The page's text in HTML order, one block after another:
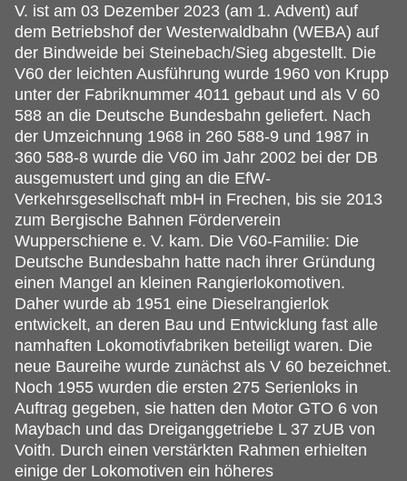
V. ist am 03 Dezember 2023 (am 1. Advent) auf
dem Betriebshof der Westerwaldbahn (WEBA) auf
der Bindweide bei Steinebach/Sieg abgestellt. Die
V60 der leichten Ausführung wurde 1960 von Krupp
unter der Fabriknummer 4011 gebaut und als V 60
588 an die Deutsche Bundesbahn geliefert. Nach
der Umzeichnung 1968 in 260 588-9 und 1987 in
360 588-8 wurde die V60 im Jahr 2002 bei der DB
ausgemustert und ging an die EfW-
Verkehrsgesellschaft mbH in Frechen, bis sie 2013
zum Bergische Bahnen Förderverein
Wupperschiene e. V. kam. Die V60-Familie: Die
Deutsche Bundesbahn hatte nach ihrer Gründung
einen Mangel an kleinen Rangierlokomotiven.
Daher wurde ab 1951 eine Dieselrangierlok
entwickelt, an deren Bau und Entwicklung fast alle
namhaften Lokomotivfabriken beteiligt waren. Die
neue Baureihe wurde zunächst als V 60 bezeichnet.
Noch 1955 wurden die ersten 275 Serienloks in
Auftrag gegeben, sie hatten den Motor GTO 6 von
Maybach und das Dreiganggetriebe L 37 zUB von
Voith. Durch einen verstärkten Rahmen erhielten
einige der Lokomotiven ein höheres